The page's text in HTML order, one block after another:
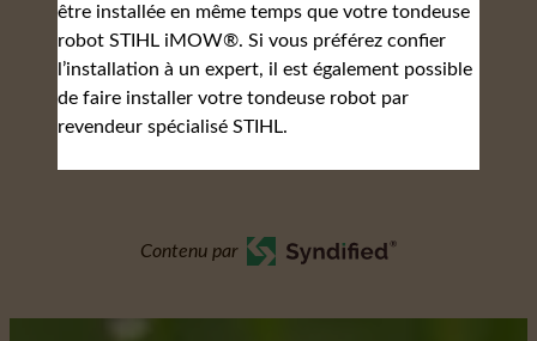
être installée en même temps que votre tondeuse
robot STIHL iMOW®. Si vous préférez confier
l’installation à un expert, il est également possible
de faire installer votre tondeuse robot par
revendeur spécialisé STIHL.
Contenu par